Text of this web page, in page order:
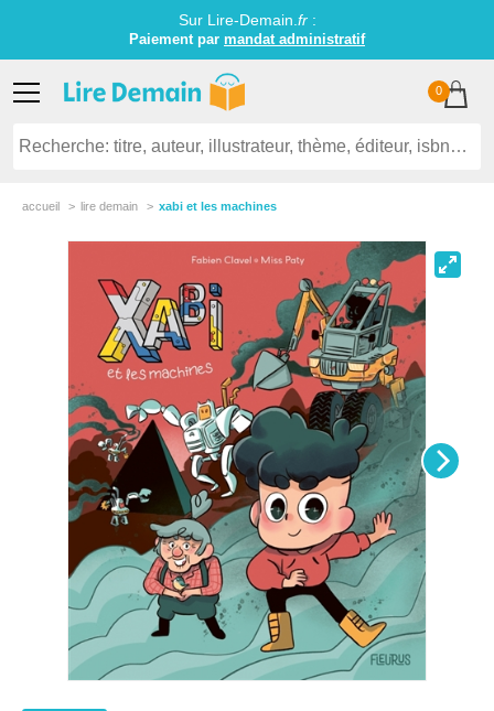
Sur Lire-Demain. fr:
Paiement par mandat administratif
0
accueil lire demain xabi et les machines